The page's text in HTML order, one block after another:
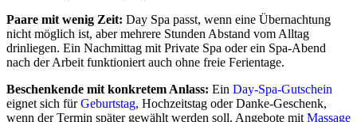
Paare mit wenig Zeit: Day Spa passt, wenn eine Übernachtung
nicht möglich ist, aber mehrere Stunden Abstand vom Alltag
drinliegen. Ein Nachmittag mit Private Spa oder ein Spa-Abend
nach der Arbeit funktioniert auch ohne freie Ferientage.
Beschenkende mit konkretem Anlass: Ein Day-Spa-Gutschein
eignet sich fürGeburtstag, Hochzeitstag oder Danke-Geschenk,
wenn der Termin später gewählt werden soll. Angebote mit Massage